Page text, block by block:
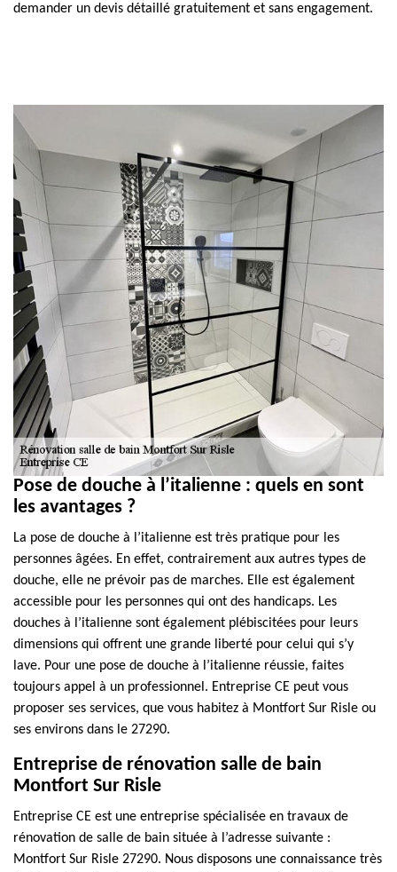
demander un devis détaillé gratuitement et sans engagement.
Pose de douche à l’italienne : quels en sont
les avantages ?
La pose de douche à l’italienne est très pratique pour les
personnes âgées. En effet, contrairement aux autres types de
douche, elle ne prévoir pas de marches. Elle est également
accessible pour les personnes qui ont des handicaps. Les
douches à l’italienne sont également plébiscitées pour leurs
dimensions qui offrent une grande liberté pour celui qui s’y
lave. Pour une pose de douche à l’italienne réussie, faites
toujours appel à un professionnel. Entreprise CE peut vous
proposer ses services, que vous habitez à Montfort Sur Risle ou
ses environs dans le 27290.
Entreprise de rénovation salle de bain
Montfort Sur Risle
Entreprise CE est une entreprise spécialisée en travaux de
rénovation de salle de bain située à l’adresse suivante :
Montfort Sur Risle 27290. Nous disposons une connaissance très